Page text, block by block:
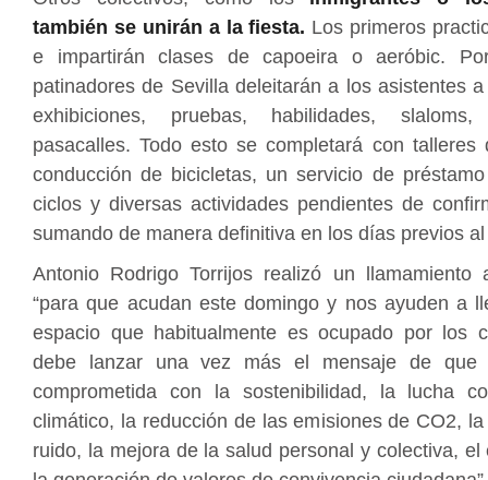
también se unirán a la fiesta. Los primeros
e impartirán clases de capoeira o aeróbic.
patinadores de Sevilla deleitarán a los asistentes
exhibiciones, pruebas, habilidades,
pasacalles. Todo esto se completará con talleres
conducción de bicicletas, un servicio de
ciclos y diversas actividades pendientes de
sumando de manera definitiva en los días previos
Antonio Rodrigo Torrijos realizó un llamamiento
“para que acudan este domingo y nos ayuden a
espacio que habitualmente es ocupado por los
debe lanzar una vez más el mensaje de que
comprometida con la sostenibilidad, la lucha
climático, la reducción de las emisiones de CO2,
ruido, la mejora de la salud personal y colectiva, el